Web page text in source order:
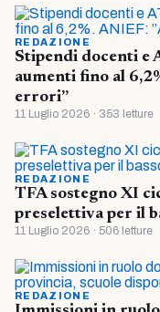
REDAZIONE
Stipendi docenti e
aumenti fino al
errori”
11 Luglio 2026 · 353 letture
REDAZIONE
TFA sostegno XI
preselettiva per il
11 Luglio 2026 · 506 letture
REDAZIONE